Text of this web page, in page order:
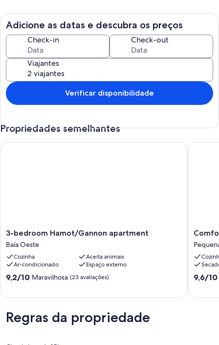
Fridge
Security cameras on property
Adicione as datas e descubra os preços
Check-in Check-out
Viajantes
Verificar disponibilidade
Propriedades semelhantes
3-
bedroom
Hamot/Gannon
apartment
Baía
Oeste
3-bedroom Hamot/Gannon apartment
Baía Oeste
Cozinha
Aceita animais
Ar-condicionado
Espaço externo
9.2
(23
avaliações)
9,2/10 Maravilhosa (23 avaliações)
3-bedroom Hamot/Gannon apartment
2
king
suite/
9.6
9,6/10
Regras da propriedade